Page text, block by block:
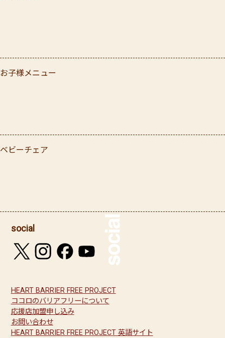
お子様メニュー
ベビーチェア
social
HEART BARRIER FREE PROJECT
ココロのバリアフリーについて
応援店加盟申し込み
お問い合わせ
HEART BARRIER FREE PROJECT 英語サイト